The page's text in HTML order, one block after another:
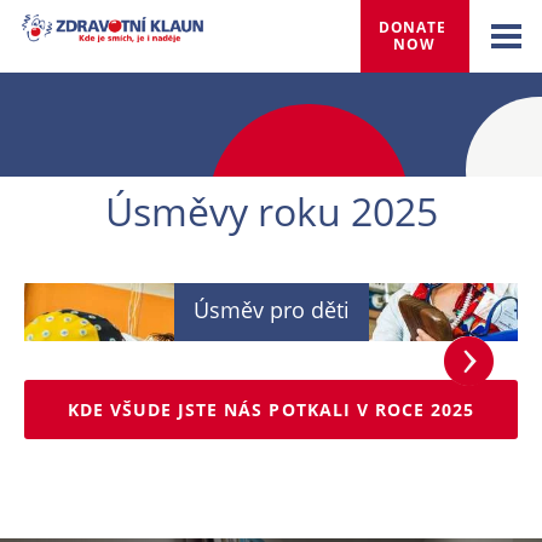
DONATE
NOW
Úsměvy roku 2025
Úsměv pro děti
KDE VŠUDE JSTE NÁS POTKALI V ROCE 2025